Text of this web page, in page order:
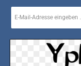
Mail-
*